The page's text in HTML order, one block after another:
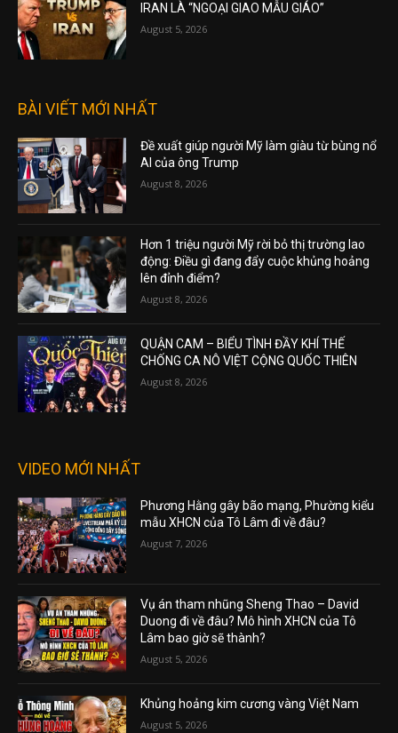
IRAN LÀ “NGOẠI GIAO MẪU GIÁO”
August 5, 2026
BÀI VIẾT MỚI NHẤT
Đề xuất giúp người Mỹ làm giàu từ bùng nổ
AI của ông Trump
August 8, 2026
Hơn 1 triệu người Mỹ rời bỏ thị trường lao
động: Điều gì đang đẩy cuộc khủng hoảng
lên đỉnh điểm?
August 8, 2026
QUẬN CAM – BIỂU TÌNH ĐẦY KHÍ THẾ
CHỐNG CA NÔ VIỆT CỘNG QUỐC THIÊN
August 8, 2026
VIDEO MỚI NHẤT
Phương Hằng gây bão mạng, Phường kiểu
mẫu XHCN của Tô Lâm đi về đâu?
August 7, 2026
Vụ án tham nhũng Sheng Thao – David
Duong đi về đâu? Mô hình XHCN của Tô
Lâm bao giờ sẽ thành?
August 5, 2026
Khủng hoảng kim cương vàng Việt Nam
August 5, 2026